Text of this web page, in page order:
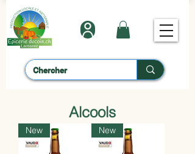
New New
Alcools